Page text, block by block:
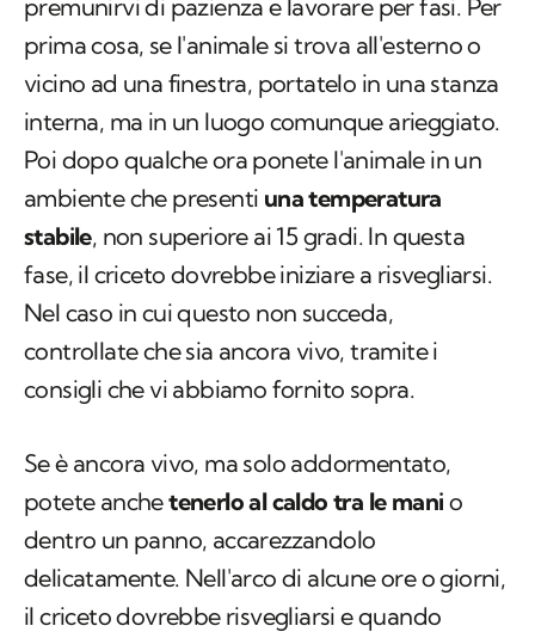
premunirvi di pazienza e lavorare per fasi. Per
prima cosa, se l'animale si trova all'esterno o
vicino ad una finestra, portatelo in una stanza
interna, ma in un luogo comunque arieggiato.
Poi dopo qualche ora ponete l'animale in un
ambiente che presenti una temperatura
stabile, non superiore ai 15 gradi. In questa
fase, il criceto dovrebbe iniziare a risvegliarsi.
Nel caso in cui questo non succeda,
controllate che sia ancora vivo, tramite i
consigli che vi abbiamo fornito sopra.
Se è ancora vivo, ma solo addormentato,
potete anchetenerlo al caldo tra le mani o
dentro un panno, accarezzandolo
delicatamente. Nell'arco di alcune ore o giorni,
il criceto dovrebbe risvegliarsi e quando